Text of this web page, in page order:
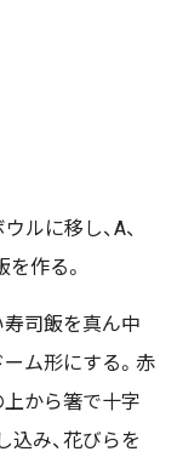
ルに移し、A、
作る。
寿司飯を真ん中
ム形にする。赤
上から箸で十字
み、花びらを